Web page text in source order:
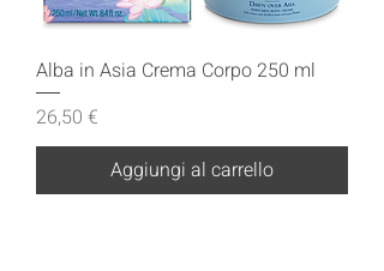
Alba in Asia Crema Corpo 250 ml
Prezzo
26,50 €
Aggiungi al carrello